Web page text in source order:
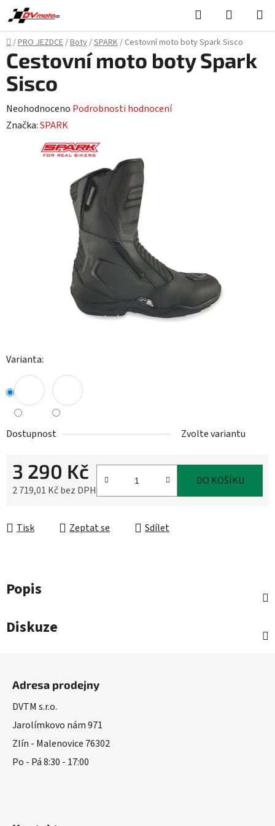
Přejít
na
obsah
Hledat
KOŠÍK
Domů
/PRO JEZDCE/Boty/SPARK/ Cestovní moto boty Spark Sisco
Varianta:
Dostupnost Zvolte variantu
3 290 Kč
2 719,01 Kč bez DPH
DO KOŠÍKU
Tisk Zeptat se Sdílet
Cestovní moto boty Spark
Sisco
Průměrné
hodnocení
Neohodnoceno Podrobnosti hodnocení
Značka:SPARK
Popis
Diskuze
Adresa prodejny
DVTM s.r.o.
Jarolímkovo nám 971
Zlín - Malenovice 76302
Po - Pá 8:30 - 17:00